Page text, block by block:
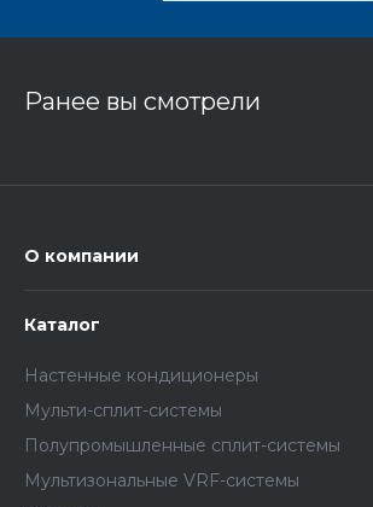
Ранее вы смотрели
О компании
Каталог
Настенные кондиционеры
Мульти-сплит-системы
Полупромышленные сплит-системы
Мультизональные VRF-системы